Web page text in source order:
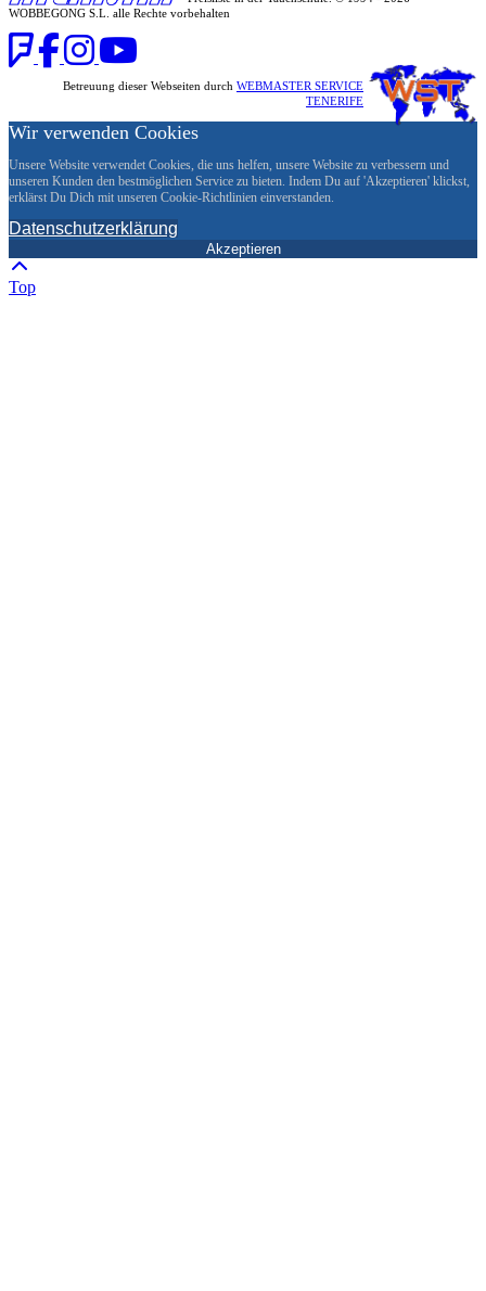
WOBBEGONG S.L. alle Rechte vorbehalten
Betreuung dieser Webseiten durch WEBMASTER SERVICE
TENERIFE
Wir verwenden Cookies
Unsere Website verwendet Cookies, die uns helfen, unsere Website zu verbessern und
unseren Kunden den bestmöglichen Service zu bieten. Indem Du auf 'Akzeptieren' klickst,
erklärst Du Dich mit unseren Cookie-Richtlinien einverstanden.
Datenschutzerklärung
Akzeptieren
Top